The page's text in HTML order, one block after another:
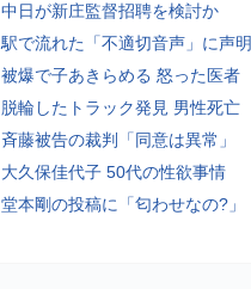
中日が新庄監督招聘を検討か
駅で流れた「不適切音声」に声明
被爆で子あきらめる 怒った医者
脱輪したトラック発見 男性死亡
斉藤被告の裁判「同意は異常」
大久保佳代子 50代の性欲事情
堂本剛の投稿に「匂わせなの?」